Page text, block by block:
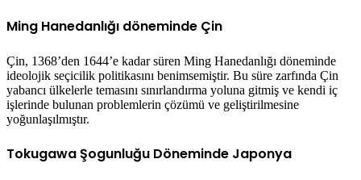
Ming Hanedanlığı döneminde Çin
Çin, 1368’den 1644’e kadar süren Ming Hanedanlığı döneminde
ideolojik seçicilik politikasını benimsemiştir. Bu süre zarfında Çin
yabancı ülkelerle temasını sınırlandırma yoluna gitmiş ve kendi iç
işlerinde bulunan problemlerin çözümü ve geliştirilmesine
yoğunlaşılmıştır.
Tokugawa Şogunluğu Döneminde Japonya